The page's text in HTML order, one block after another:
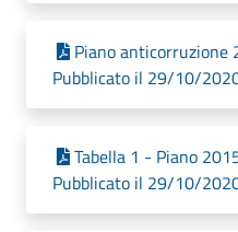
Piano
Pubblicato il 29/10/
Tabella 1 - Piano
Pubblicato il 29/10/